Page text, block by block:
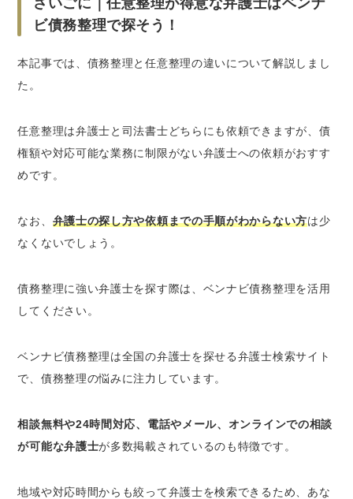
ビ債務整理で探そう！
本記事では、債務整理と任意整理の違いについて解説しまし
た。
任意整理は弁護士と司法書士どちらにも依頼できますが、債
権額や対応可能な業務に制限がない弁護士への依頼がおすす
めです。
なお、 弁護士の探し方や依頼までの手順がわからない方は少
なくないでしょう。
債務整理に強い弁護士を探す際は、ベンナビ債務整理を活用
してください。
ベンナビ債務整理は全国の弁護士を探せる弁護士検索サイト
で、債務整理の悩みに注力しています。
相談無料や24時間対応、電話やメール、オンラインでの相談
が可能な弁護士が多数掲載されているのも特徴です。
地域や対応時間からも絞って弁護士を検索できるため、あな